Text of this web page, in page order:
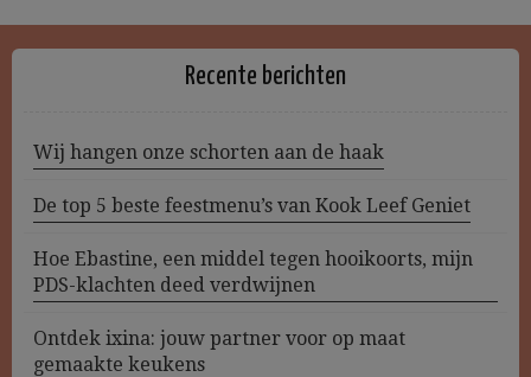
Recente berichten
Wij hangen onze schorten aan de haak
De top 5 beste feestmenu’s van Kook Leef Geniet
Hoe Ebastine, een middel tegen hooikoorts, mijn
PDS-klachten deed verdwijnen
Ontdek ixina: jouw partner voor op maat
gemaakte keukens